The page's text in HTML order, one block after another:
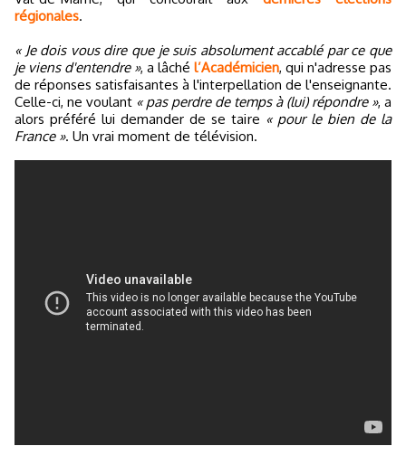
régionales.
« Je dois vous dire que je suis absolument accablé par ce que
je viens d'entendre », a lâché l’Académicien, qui n'adresse pas
de réponses satisfaisantes à l'interpellation de l'enseignante.
Celle-ci, ne voulant « pas perdre de temps à (lui) répondre », a
alors préféré lui demander de se taire « pour le bien de la
France ». Un vrai moment de télévision.